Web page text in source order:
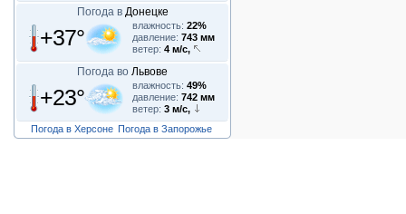
Погода в Донецке
+37° влажность: 22%
давление: 743 мм
ветер: 4 м/с,
Погода во Львове
+23° влажность: 49%
давление: 742 мм
ветер: 3 м/с,
Погода в Херсоне Погода в Запорожье